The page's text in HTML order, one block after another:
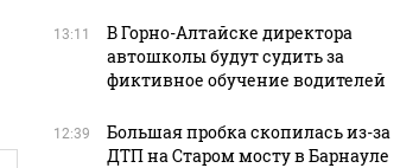
13:11
В Горно-Алтайске директора
автошколы будут судить за
фиктивное обучение водителей
12:39
Большая пробка скопилась из-за
ДТП на Старом мосту в Барнауле